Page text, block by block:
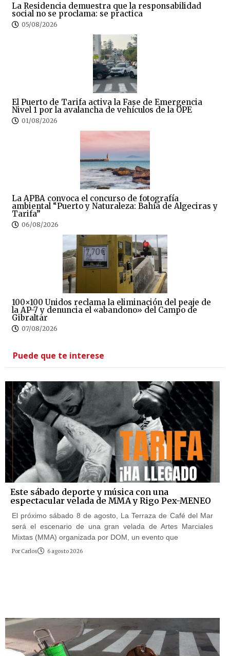
La Residencia demuestra que la responsabilidad
social no se proclama: se practica
05/08/2026
El Puerto de Tarifa activa la Fase de Emergencia
Nivel 1 por la avalancha de vehículos de la OPE
01/08/2026
La APBA convoca el concurso de fotografía
ambiental “Puerto y Naturaleza: Bahía de Algeciras y
Tarifa”
06/08/2026
100×100 Unidos reclama la eliminación del peaje de
la AP-7 y denuncia el «abandono» del Campo de
Gibraltar
07/08/2026
Puede que te interese
Este sábado deporte y música con una
espectacular velada de MMA y Rigo Pex-MENEO
El próximo sábado 8 de agosto, La Terraza de Café del Mar
será el escenario de una gran velada de Artes Marciales
Mixtas (MMA) organizada por DOM, un evento que
Por Carlos 6 agosto 2026